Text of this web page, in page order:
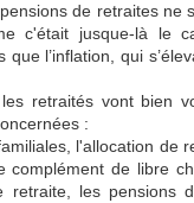
de retraites ne
c'était jusque-là le
que l’inflation, qui
retraités vont bien
:
l'allocation de
complément de libre
retraite, les pensions